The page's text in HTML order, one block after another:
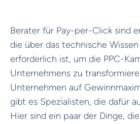
Berater für Pay-per-Click sind
die über das technische
erforderlich ist, um die PPC-
Unternehmens zu
Unternehmen auf
gibt es Spezialisten, die dafür
Hier sind ein paar der Dinge,